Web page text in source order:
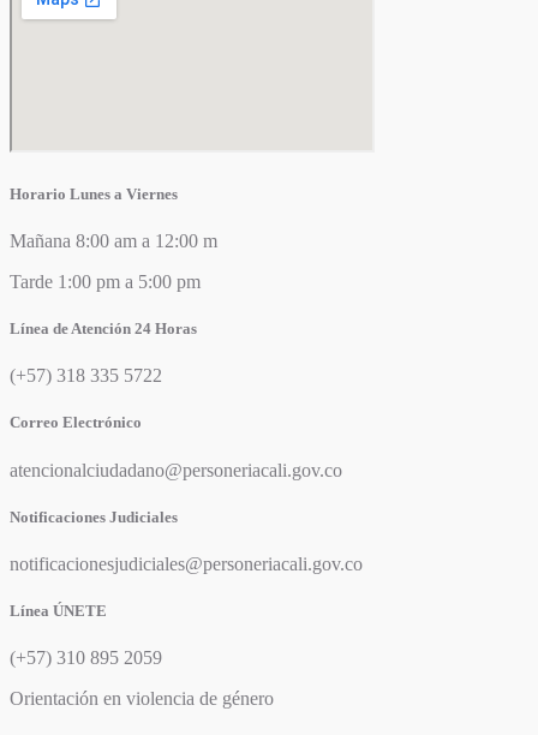
Horario Lunes a Viernes
Mañana 8:00 am a 12:00 m
Tarde 1:00 pm a 5:00 pm
Línea de Atención 24 Horas
(+57) 318 335 5722
Correo Electrónico
atencionalciudadano@personeriacali.gov.co
Notificaciones Judiciales
notificacionesjudiciales@personeriacali.gov.co
Línea ÚNETE
(+57) 310 895 2059
Orientación en violencia de género